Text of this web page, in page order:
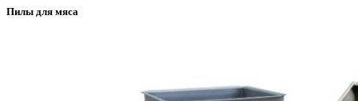
Пилы для мяса